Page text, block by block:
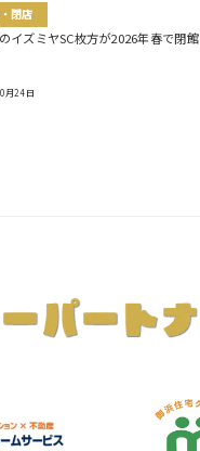
閉店
イズミヤSC枚方が2026年春で閉館
月24日